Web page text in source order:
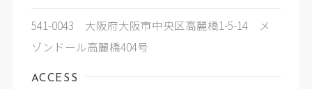
541-0043 大阪府大阪市中央区高麗橋1-5-14 メ
ゾンドール高麗橋404号
ACCESS